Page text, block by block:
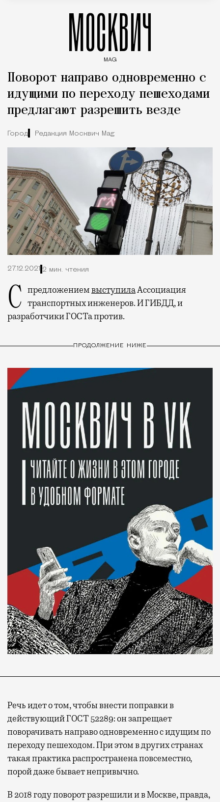
МОСКВИЧ
MAG
Поворот направо одновременно с
идущими по переходу пешеходами
предлагают разрешить везде
Город Редакция Москвич Mag
27.12.2021 2 мин. чтения
С предложениемвыступилаАссоциация
транспортных инженеров. И ГИБДД, и
разработчики ГОСТа против.
ПРОДОЛЖЕНИЕ НИЖЕ
Речь идет о том, чтобы внести поправки в
действующий ГОСТ 52289: он запрещает
поворачивать направо одновременно с идущим по
переходу пешеходом. При этом в других странах
такая практика распространена повсеместно,
порой даже бывает непривычно.
В 2018 году поворот разрешили и в Москве, правда,